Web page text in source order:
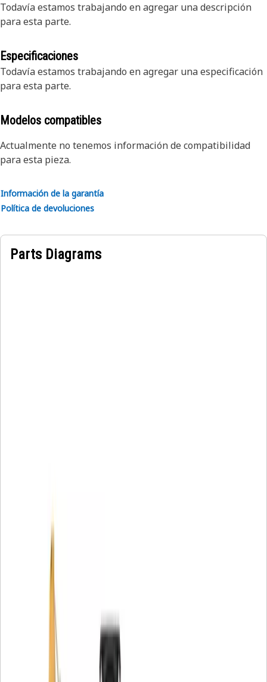
Todavía estamos trabajando en agregar una descripción
para esta parte.
Especificaciones
Todavía estamos trabajando en agregar una especificación
para esta parte.
Modelos compatibles
Actualmente no tenemos información de compatibilidad
para esta pieza.
Información de la garantía
Política de devoluciones
Parts Diagrams